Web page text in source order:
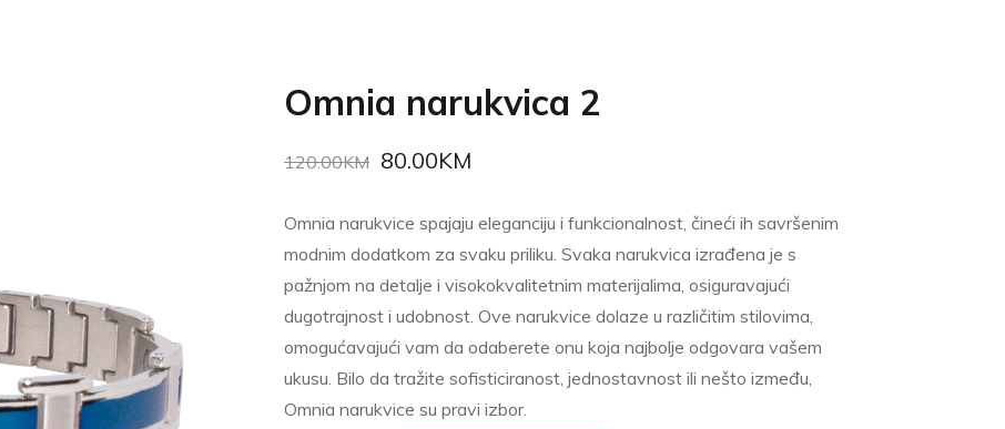
Omnia narukvica 2
120.00KM 80.00KM
Omnia narukvice spajaju eleganciju i funkcionalnost, čineći ih savršenim
modnim dodatkom za svaku priliku. Svaka narukvica izrađena je s
pažnjom na detalje i visokokvalitetnim materijalima, osiguravajući
dugotrajnost i udobnost. Ove narukvice dolaze u različitim stilovima,
omogućavajući vam da odaberete onu koja najbolje odgovara vašem
ukusu. Bilo da tražite sofisticiranost, jednostavnost ili nešto između,
Omnia narukvice su pravi izbor.